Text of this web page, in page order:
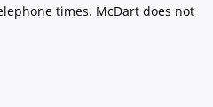
times. McDart does not